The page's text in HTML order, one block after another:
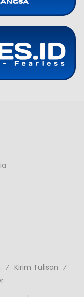
Kirim Tulisan